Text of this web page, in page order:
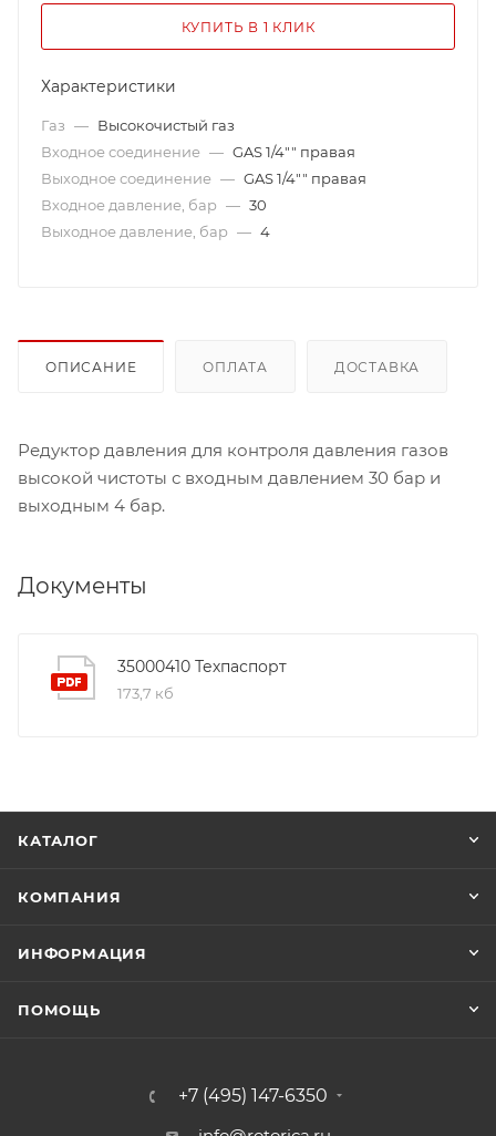
КУПИТЬ В 1 КЛИК
Характеристики
Газ — Высокочистый газ
Входное соединение — GAS 1/4"" правая
Выходное соединение — GAS 1/4"" правая
Входное давление, бар — 30
Выходное давление, бар — 4
ОПИСАНИЕ ОПЛАТА ДОСТАВКА
Редуктор давления для контроля давления газов
высокой чистоты с входным давлением 30 бар и
выходным 4 бар.
Документы
35000410 Техпаспорт
173,7 кб
КАТАЛОГ
КОМПАНИЯ
ИНФОРМАЦИЯ
ПОМОЩЬ
+7 (495) 147-6350